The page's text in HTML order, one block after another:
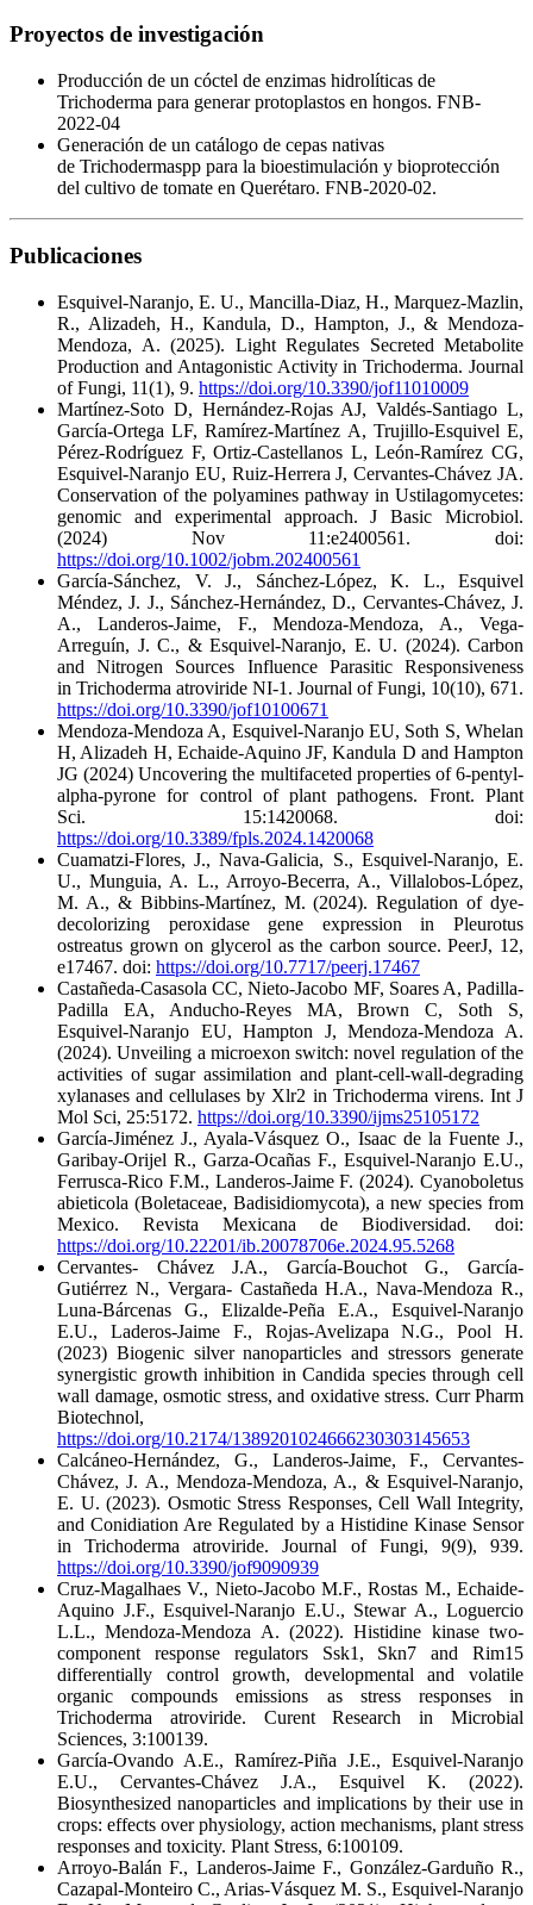
Proyectos de investigación
Producción de un cóctel de enzimas hidrolíticas de
Trichoderma para generar protoplastos en hongos. FNB-
2022-04
Generación de un catálogo de cepas nativas
de Trichodermaspp para la bioestimulación y bioprotección
del cultivo de tomate en Querétaro. FNB-2020-02.
Publicaciones
Esquivel-Naranjo, E. U., Mancilla-Diaz, H., Marquez-Mazlin,
R., Alizadeh, H., Kandula, D., Hampton, J., & Mendoza-
Mendoza, A. (2025). Light Regulates Secreted Metabolite
Production and Antagonistic Activity in Trichoderma. Journal
of Fungi, 11(1), 9. https://doi.org/10.3390/jof11010009
Martínez-Soto D, Hernández-Rojas AJ, Valdés-Santiago L,
García-Ortega LF, Ramírez-Martínez A, Trujillo-Esquivel E,
Pérez-Rodríguez F, Ortiz-Castellanos L, León-Ramírez CG,
Esquivel-Naranjo EU, Ruiz-Herrera J, Cervantes-Chávez JA.
Conservation of the polyamines pathway in Ustilagomycetes:
genomic and experimental approach. J Basic Microbiol.
(2024) Nov 11:e2400561. doi:
https://doi.org/10.1002/jobm.202400561
García-Sánchez, V. J., Sánchez-López, K. L., Esquivel
Méndez, J. J., Sánchez-Hernández, D., Cervantes-Chávez, J.
A., Landeros-Jaime, F., Mendoza-Mendoza, A., Vega-
Arreguín, J. C., & Esquivel-Naranjo, E. U. (2024). Carbon
and Nitrogen Sources Influence Parasitic Responsiveness
in Trichoderma atroviride NI-1. Journal of Fungi, 10(10), 671.
https://doi.org/10.3390/jof10100671
Mendoza-Mendoza A, Esquivel-Naranjo EU, Soth S, Whelan
H, Alizadeh H, Echaide-Aquino JF, Kandula D and Hampton
JG (2024) Uncovering the multifaceted properties of 6-pentyl-
alpha-pyrone for control of plant pathogens. Front. Plant
Sci. 15:1420068. doi:
https://doi.org/10.3389/fpls.2024.1420068
Cuamatzi-Flores, J., Nava-Galicia, S., Esquivel-Naranjo, E.
U., Munguia, A. L., Arroyo-Becerra, A., Villalobos-López,
M. A., & Bibbins-Martínez, M. (2024). Regulation of dye-
decolorizing peroxidase gene expression in Pleurotus
ostreatus grown on glycerol as the carbon source. PeerJ, 12,
e17467. doi: https://doi.org/10.7717/peerj.17467
Castañeda-Casasola CC, Nieto-Jacobo MF, Soares A, Padilla-
Padilla EA, Anducho-Reyes MA, Brown C, Soth S,
Esquivel-Naranjo EU, Hampton J, Mendoza-Mendoza A.
(2024). Unveiling a microexon switch: novel regulation of the
activities of sugar assimilation and plant-cell-wall-degrading
xylanases and cellulases by Xlr2 in Trichoderma virens. Int J
Mol Sci, 25:5172. https://doi.org/10.3390/ijms25105172
García-Jiménez J., Ayala-Vásquez O., Isaac de la Fuente J.,
Garibay-Orijel R., Garza-Ocañas F., Esquivel-Naranjo E.U.,
Ferrusca-Rico F.M., Landeros-Jaime F. (2024). Cyanoboletus
abieticola (Boletaceae, Badisidiomycota), a new species from
Mexico. Revista Mexicana de Biodiversidad. doi:
https://doi.org/10.22201/ib.20078706e.2024.95.5268
Cervantes- Chávez J.A., García-Bouchot G., García-
Gutiérrez N., Vergara- Castañeda H.A., Nava-Mendoza R.,
Luna-Bárcenas G., Elizalde-Peña E.A., Esquivel-Naranjo
E.U., Laderos-Jaime F., Rojas-Avelizapa N.G., Pool H.
(2023) Biogenic silver nanoparticles and stressors generate
synergistic growth inhibition in Candida species through cell
wall damage, osmotic stress, and oxidative stress. Curr Pharm
Biotechnol,
https://doi.org/10.2174/1389201024666230303145653
Calcáneo-Hernández, G., Landeros-Jaime, F., Cervantes-
Chávez, J. A., Mendoza-Mendoza, A., & Esquivel-Naranjo,
E. U. (2023). Osmotic Stress Responses, Cell Wall Integrity,
and Conidiation Are Regulated by a Histidine Kinase Sensor
in Trichoderma atroviride. Journal of Fungi, 9(9), 939.
https://doi.org/10.3390/jof9090939
Cruz-Magalhaes V., Nieto-Jacobo M.F., Rostas M., Echaide-
Aquino J.F., Esquivel-Naranjo E.U., Stewar A., Loguercio
L.L., Mendoza-Mendoza A. (2022). Histidine kinase two-
component response regulators Ssk1, Skn7 and Rim15
differentially control growth, developmental and volatile
organic compounds emissions as stress responses in
Trichoderma atroviride. Curent Research in Microbial
Sciences, 3:100139.
García-Ovando A.E., Ramírez-Piña J.E., Esquivel-Naranjo
E.U., Cervantes-Chávez J.A., Esquivel K. (2022).
Biosynthesized nanoparticles and implications by their use in
crops: effects over physiology, action mechanisms, plant stress
responses and toxicity. Plant Stress, 6:100109.
Arroyo-Balán F., Landeros-Jaime F., González-Garduño R.,
Cazapal-Monteiro C., Arias-Vásquez M. S., Esquivel-Naranjo